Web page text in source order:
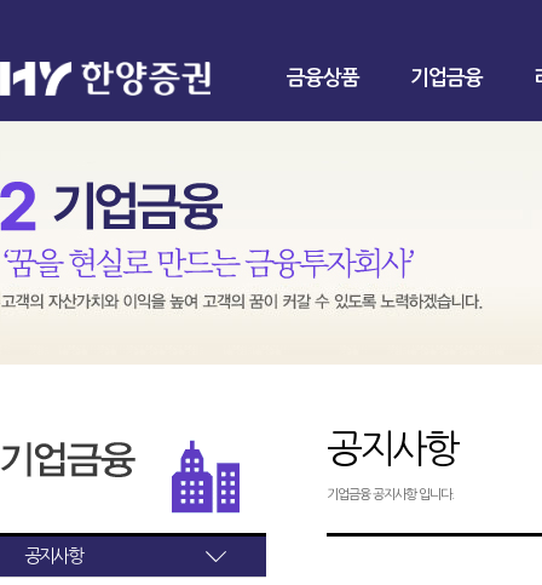
금융상품 기업금융
공지사항
공지사항
기업금융 공지사항 입니다.